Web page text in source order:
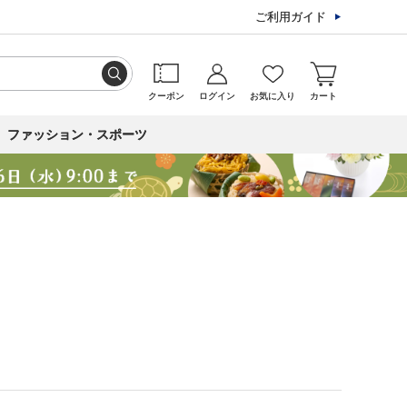
ご利用ガイド
クーポン ログイン お気に入り カート
ファッション・スポーツ